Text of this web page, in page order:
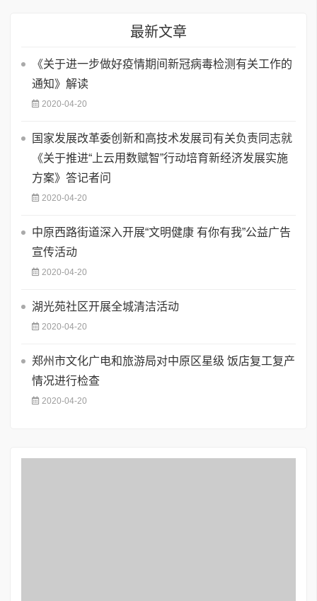
最新文章
《关于进一步做好疫情期间新冠病毒检测有关工作的
通知》解读
2020-04-20
国家发展改革委创新和高技术发展司有关负责同志就
《关于推进“上云用数赋智”行动培育新经济发展实施
方案》答记者问
2020-04-20
中原西路街道深入开展“文明健康 有你有我”公益广告
宣传活动
2020-04-20
湖光苑社区开展全城清洁活动
2020-04-20
郑州市文化广电和旅游局对中原区星级 饭店复工复产
情况进行检查
2020-04-20